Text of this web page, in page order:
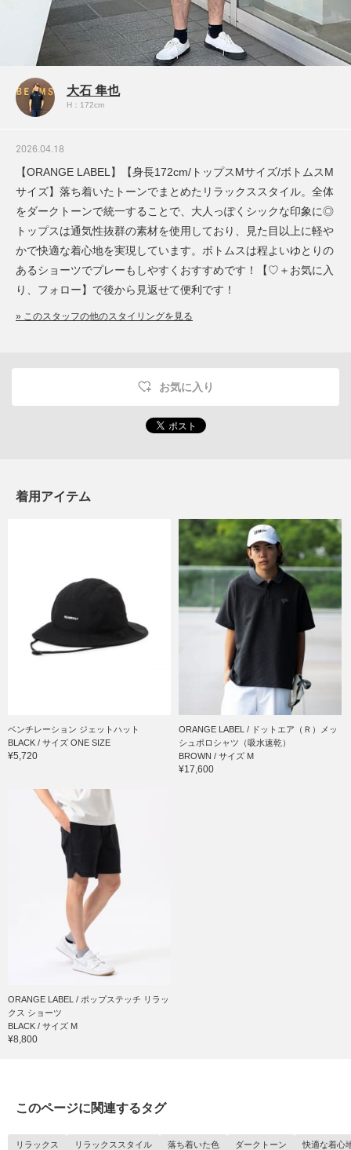
大石 隼也
H：172cm
2026.04.18
【ORANGE LABEL】【身長172cm/トップスMサイズ/ボトムスM
サイズ】落ち着いたトーンでまとめたリラックススタイル。全体
をダークトーンで統一することで、大人っぽくシックな印象に◎
トップスは通気性抜群の素材を使用しており、見た目以上に軽や
かで快適な着心地を実現しています。ボトムスは程よいゆとりの
あるショーツでプレーもしやすくおすすめです！【♡＋お気に入
り、フォロー】で後から見返せて便利です！
» このスタッフの他のスタイリングを見る
お気に入り
着用アイテム
ベンチレーション ジェットハット
BLACK / サイズ ONE SIZE
¥5,720
ORANGE LABEL / ドットエア（Ｒ）メッ
シュポロシャツ（吸水速乾）
BROWN / サイズ M
¥17,600
ORANGE LABEL / ポップステッチ リラッ
クス ショーツ
BLACK / サイズ M
¥8,800
このページに関連するタグ
リラックス リラックススタイル 落ち着いた色 ダークトーン 快適な着心